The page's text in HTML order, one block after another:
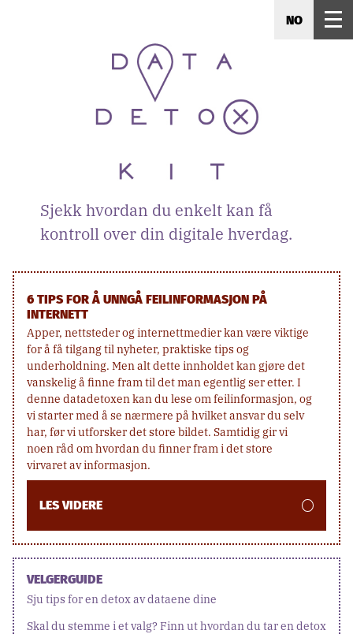
NO
Sjekk hvordan du enkelt kan få
kontroll over din digitale hverdag.
6 TIPS FOR Å UNNGÅ FEILINFORMASJON PÅ
INTERNETT
Apper, nettsteder og internettmedier kan være viktige
for å få tilgang til nyheter, praktiske tips og
underholdning. Men alt dette innholdet kan gjøre det
vanskelig å finne fram til det man egentlig ser etter. I
denne datadetoxen kan du lese om feilinformasjon, og
vi starter med å se nærmere på hvilket ansvar du selv
har, før vi utforsker det store bildet. Samtidig gir vi
noen råd om hvordan du finner fram i det store
virvaret av informasjon.
LES VIDERE
VELGERGUIDE
Sju tips for en detox av dataene dine
Skal du stemme i et valg? Finn ut hvordan du tar en detox